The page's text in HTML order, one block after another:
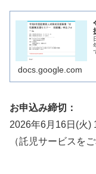
docs.google.com
お申込み締切：
2026年6月16日(火)
（託児サービスを